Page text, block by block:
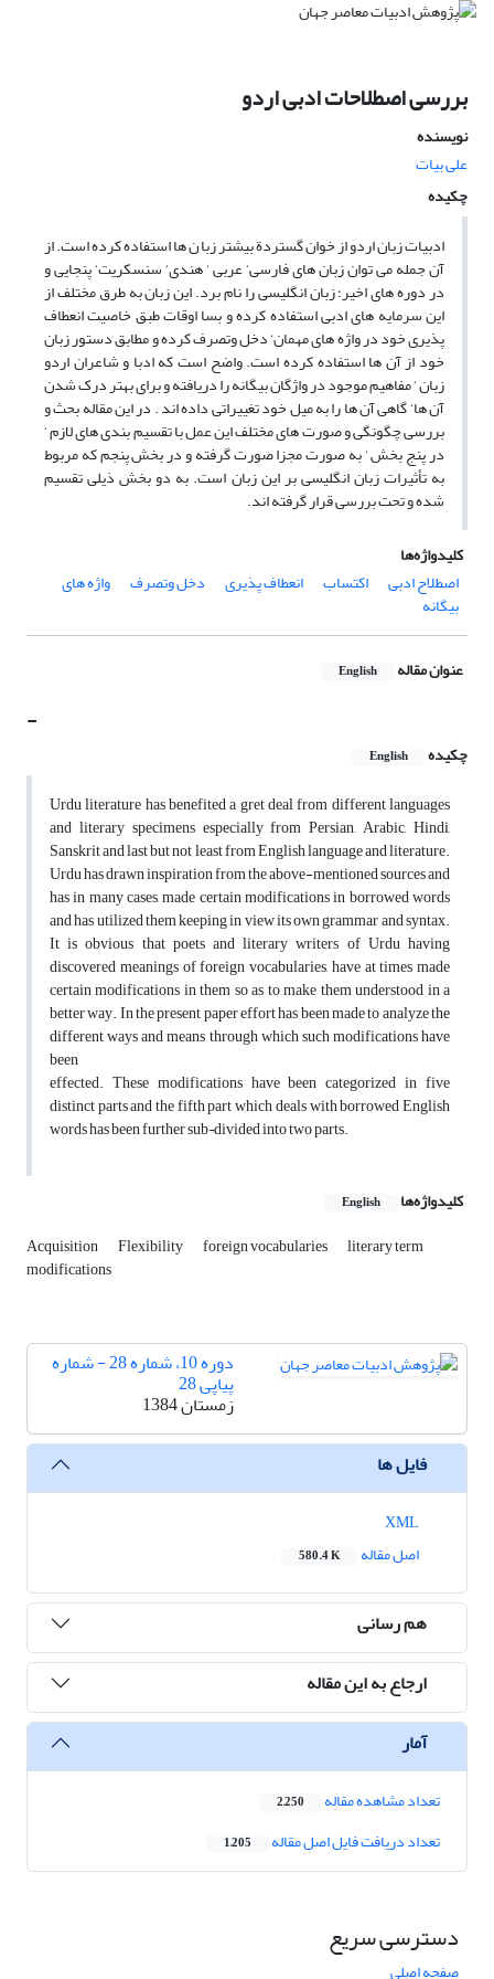
بررسی اصطلاحات ادبی اردو
نویسنده
علی بیات
چکیده
ادبیات زبان اردو از خوان گستردة بیشتر زبا ن ها استفاده کرده است. از
آن جمله می توان زبان های فارسی‘ عربی ‘ هندی‘ سنسکریت‘ پنجایی و
در دوره های اخیر؛ زبان انگلیسی را نام برد. این زبان به طرق مختلف از
این سرمایه های ادبی استفاده کرده و بسا اوقات طبق خاصیت انعطاف
پذیری خود در واژه های مهمان‘ دخل وتصرف کرده و مطابق دستور زبان
خود از آن ها استفاده کرده است. واضح است که ادبا و شاعران اردو
زبان ‘ مفاهیم موجود در واژگان بیگانه را دریافته و برای بهتر درک شدن
آن ها‘ گاهی آن ها را به میل خود تغییراتی داده اند . در این مقاله بحث و
بررسی چگونگی و صورت های مختلف این عمل با تقسیم بندی های لازم ‘
در پنج بخش ‘ به صورت مجزا صورت گرفته و در بخش پنجم که مربوط
به تأثیرات زبان انگلیسی بر این زبان است. به دو بخش ذیلی تقسیم
شده و تحت بررسی قرار گرفته اند.
کلیدواژه‌ها
اصطلاح ادبی
اکتساب انعطاف پذیری دخل وتصرف واژه های
بیگانه
عنوان مقاله English
-
چکیده English
Urdu literature has benefited a gret deal from different languages
and literary specimens especially from Persian, Arabic, Hindi,
Sanskrit and last but not least from English language and literature.
Urdu has drawn inspiration from the above-mentioned sources and
has in many cases, made certain modifications in borrowed words
and has utilized them keeping in view its own grammar and syntax.
It is obvious that poets and literary writers of Urdu having
discovered meanings of foreign vocabularies, have at times made
certain modifications in them so as to make them understood in a
better way. In the present paper effort has been made to analyze the
different ways and means through which such modifications have
been
effected. These modifications have been categorized in five
distinct parts and the fifth part which deals with borrowed English
words has been further sub¬divided into two parts.
کلیدواژه‌ها English
Acquisition Flexibility foreign vocabularies literary term
modifications
دوره 10، شماره 28 - شماره
پیاپی 28
زمستان 1384
فایل ها
اصل مقاله
580.4 K
هم رسانی
ارجاع به این مقاله
آمار
تعداد مشاهده مقاله 2,250
تعداد دریافت فایل اصل مقاله 1,205
دسترسی سریع
صفحه اصلی